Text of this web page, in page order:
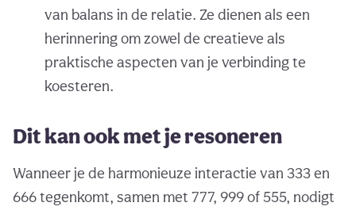
van balans in de relatie. Ze dienen als een
herinnering om zowel de creatieve als
praktische aspecten van je verbinding te
koesteren.
Dit kan ook met je resoneren
Wanneer je de harmonieuze interactie van 333 en
666 tegenkomt, samen met 777, 999 of 555, nodigt